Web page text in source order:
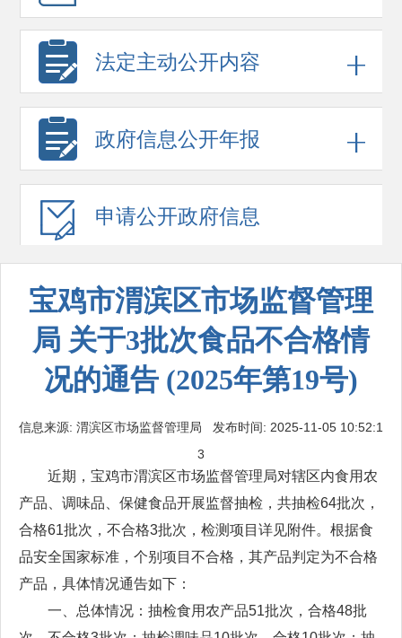
法定主动公开内容
政府信息公开年报
申请公开政府信息
宝鸡市渭滨区市场监督管理
局 关于3批次食品不合格情
况的通告 (2025年第19号)
信息来源: 渭滨区市场监督管理局 发布时间: 2025-11-05 10:52:1
3
近期，宝鸡市渭滨区市场监督管理局对辖区内食用农
产品、调味品、保健食品开展监督抽检，共抽检64批次，
合格61批次，不合格3批次，检测项目详见附件。根据食
品安全国家标准，个别项目不合格，其产品判定为不合格
产品，具体情况通告如下：
一、总体情况：抽检食用农产品51批次，合格48批